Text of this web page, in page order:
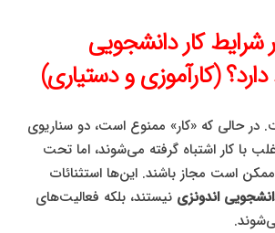
شرایط کار دانشجویی
(کارآموزی و دستیاری)
حالی که «کار» ممنوع است، دو سناریوی
با کار اشتباه گرفته می‌شوند، اما تحت
است مجاز باشند. این‌ها استثنائات
اندونزی نیستند، بلکه فعالیت‌های